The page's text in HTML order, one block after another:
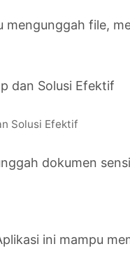
mengunggah file,
Solusi Efektif
dokumen
ini mampu